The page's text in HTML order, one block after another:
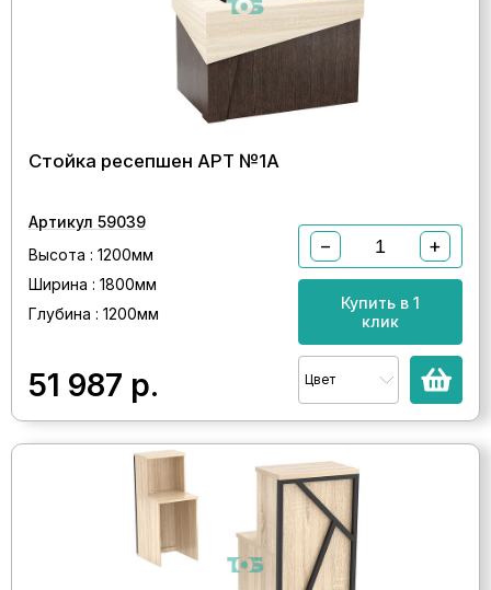
Стойка ресепшен АРТ №1A
Артикул 59039
Высота : 1200мм
Ширина : 1800мм
Глубина : 1200мм
51 987 р.
− +
Купить в 1
клик
Цвет